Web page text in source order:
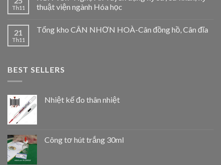
Th11
thuật viện ngành Hóa học
21
Th11
Tổng kho CÂN NHƠN HOÀ-Cân đồng hồ, Cân đĩa
BEST SELLERS
Nhiệt kế đo thân nhiệt
Công tơ hút trắng 30ml